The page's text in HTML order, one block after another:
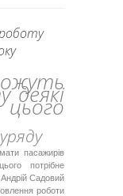
деякі
пасажирів
потрібне
Садовий
роботи